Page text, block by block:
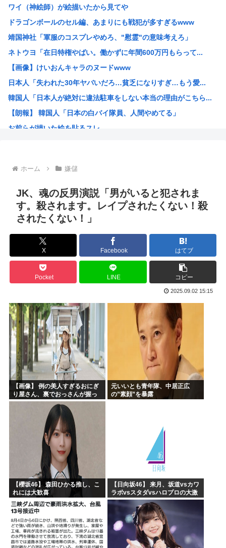
【画像】昨日の銀だこ、88人しか買えない88円セールでク...
お昼ご飯に刺身出したら彼女の機嫌が悪くなったんだけど俺が...
シカ「全部喰った」 祭り中止
『食料自給率』の低い日本が「核兵器で国を守る！」って、頭...
元カレ4年ひきずってる。
PTA会長「PTA参加拒否した親へ最終警告。こうなっても...
【悲報】東科大医学部卒の美人YouTuber、直美で炎上...
【朗報】速水もこみちさん、４１歳になってもスーパーイケメ...
ワイ（神絵師）が絵描いたから見てや
ドラゴンボールのセル編、あまりにも戦犯が多すぎるwww
靖国神社「軍服のコスプレやめろ、"慰霊"の意味考えろ」
ネトウヨ「在日特権やばい。働かずに年間600万円もらって...
【画像】けいおんキャラのヌードwww
日本人「失われた30年ヤバいだろ…貧乏になりすぎ…もう愛...
韓国人「日本人が絶対に違法駐車をしない本当の理由がこちら...
【朗報】 韓国人「日本の白バイ隊員、人間やめてる」
お前らが描いた絵を貼るスレ
韓国人「30年前から変わらない日本の女子高生の姿に韓国人...
韓国人さん、ネトウヨの痛いところを突いてしまう。「日本人...
小泉防衛大臣、高市早苗の被災地訪問PVに張り合うかのよう...
韓国人「韓国人が日本のラーメンについて勘違いしていること...
生成AIのイラストを使ってTCG作ってる??
お前ら今期アニメ何見てるの？
【衝撃】 韓国人「箱根駅伝、走りながら乾杯してた」
ケンモメンの生きがいはなに？安倍晋三以外で
夏場のロリコンおま●こが蒸れ蒸れしててエッチなぷりきゅあ...
高市早苗、今日長崎で平和祈念式典に参列して被爆体験者と面...
ワールドトリガー、対A級戦闘試験開始から約1年経過
名探偵プリキュア！ 反省会
韓国人「日本の某全国チェーン店の商品写真が話題になってい...
ホーム 嫌儲
JK、魂の反男演説「男がいると犯されま
す。殺されます。レイプされたくない！殺
されたくない！」
X Facebook はてブ
Pocket LINE コピー
2025.09.02 15:15
【画像】 例の美人すぎるおにぎ
り屋さん、裏でおっさんが握っ
ていたｗｗｗｗｗｗｗｗｗｗｗ
元いいとも青年隊、中居正広
の”素顔”を暴露
【櫻坂46】 森田ひかる推し、こ
れには大歓喜
【日向坂46】 来月、坂道vsカワ
ラボvsスタダvsハロプロの大激
戦